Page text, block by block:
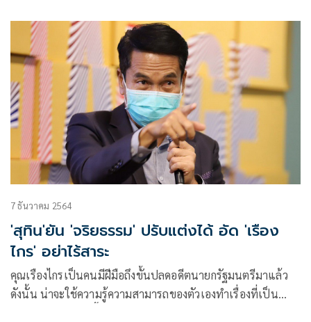
นะครับ
7 ธันวาคม 2564
'สุทิน'ยัน 'จริยธรรม' ปรับแต่งได้ อัด 'เรือง
ไกร' อย่าไร้สาระ
คุณเรืองไกรเป็นคนมีฝีมือถึงขั้นปลดอดีตนายกรัฐมนตรีมาแล้ว
ดังนั้น น่าจะใช้ความรู้ความสามารถของตัวเองทำเรื่องที่เป็น